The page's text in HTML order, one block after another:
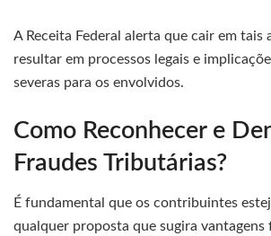
A Receita Federal alerta que cair em tais
resultar em processos legais e
severas para os envolvidos.
Como Reconhecer e
Fraudes Tributárias?
É fundamental que os contribuintes
qualquer proposta que sugira vantagens